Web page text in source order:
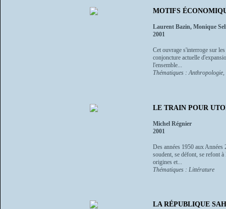
MOTIFS
Laurent Bazin, Monique
2001
Cet ouvrage s'interroge sur
conjoncture actuelle
l'ensemble...
Thématiques :
LE TRAIN POUR
Michel Régnier
2001
Des années 1950 aux
soudent, se défont, se refont
origines et...
Thématiques : Littérature
LA RÉPUBLIQUE